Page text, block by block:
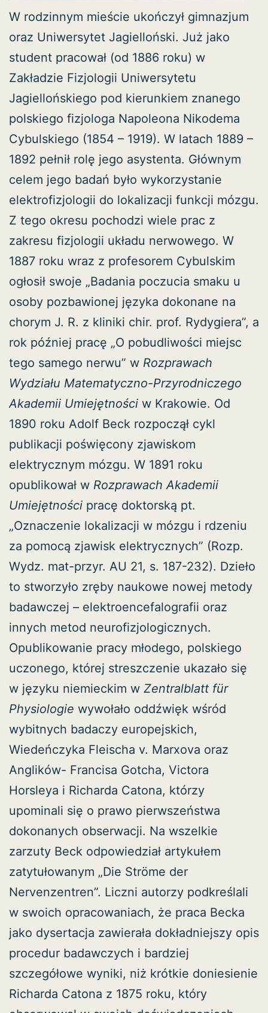
W rodzinnym mieście ukończył gimnazjum
oraz Uniwersytet Jagielloński. Już jako
student pracował (od 1886 roku) w
Zakładzie Fizjologii Uniwersytetu
Jagiellońskiego pod kierunkiem znanego
polskiego fizjologa Napoleona Nikodema
Cybulskiego (1854 – 1919). W latach 1889 –
1892 pełnił rolę jego asystenta. Głównym
celem jego badań było wykorzystanie
elektrofizjologii do lokalizacji funkcji mózgu.
Z tego okresu pochodzi wiele prac z
zakresu fizjologii układu nerwowego. W
1887 roku wraz z profesorem Cybulskim
ogłosił swoje „Badania poczucia smaku u
osoby pozbawionej języka dokonane na
chorym J. R. z kliniki chir. prof. Rydygiera”, a
rok później pracę „O pobudliwości miejsc
tego samego nerwu” w Rozprawach
Wydziału Matematyczno-Przyrodniczego
Akademii Umiejętności w Krakowie. Od
1890 roku Adolf Beck rozpoczął cykl
publikacji poświęcony zjawiskom
elektrycznym mózgu. W 1891 roku
opublikował w Rozprawach Akademii
Umiejętności pracę doktorską pt.
„Oznaczenie lokalizacji w mózgu i rdzeniu
za pomocą zjawisk elektrycznych” (Rozp.
Wydz. mat-przyr. AU 21, s. 187-232). Dzieło
to stworzyło zręby naukowe nowej metody
badawczej – elektroencefalografii oraz
innych metod neurofizjologicznych.
Opublikowanie pracy młodego, polskiego
uczonego, której streszczenie ukazało się
w języku niemieckim w Zentralblatt für
Physiologie wywołało oddźwięk wśród
wybitnych badaczy europejskich,
Wiedeńczyka Fleischa v. Marxova oraz
Anglików- Francisa Gotcha, Victora
Horsleya i Richarda Catona, którzy
upominali się o prawo pierwszeństwa
dokonanych obserwacji. Na wszelkie
zarzuty Beck odpowiedział artykułem
zatytułowanym „Die Ströme der
Nervenzentren”. Liczni autorzy podkreślali
w swoich opracowaniach, że praca Becka
jako dysertacja zawierała dokładniejszy opis
procedur badawczych i bardziej
szczegółowe wyniki, niż krótkie doniesienie
Richarda Catona z 1875 roku, który